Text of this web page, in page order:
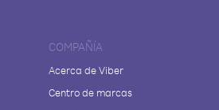
COMPAÑÍA
Acerca de Viber
Centro de marcas